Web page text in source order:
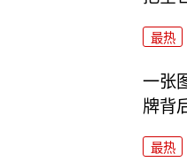
最热
一张
牌背
最热